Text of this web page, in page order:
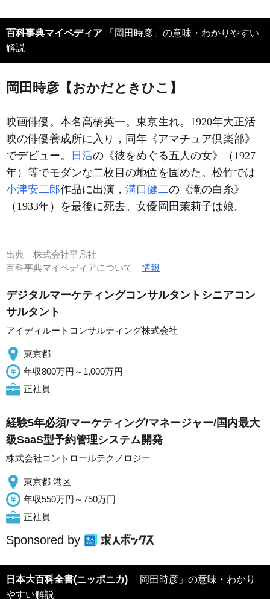
百科事典マイペディア 「岡田時彦」の意味・わかりやすい
解説
岡田時彦【おかだときひこ】
映画俳優。本名高橋英一。東京生れ。1920年大正活
映の俳優養成所に入り，同年《アマチュア倶楽部》
でデビュー。
日活の《彼をめぐる五人の女》（1927
年）等でモダンな二枚目の地位を固めた。松竹では
小津安二郎作品に出演， 溝口健二の《滝の白糸》
（1933年）を最後に死去。女優岡田茉莉子は娘。
出典 株式会社平凡社
百科事典マイペディアについて情報
デジタルマーケティングコンサルタントシニアコン
サルタント
アイディルートコンサルティング株式会社
東京都
年収800万円～1,000万円
正社員
経験5年必須/マーケティング/マネージャー/国内最大
級SaaS型予約管理システム開発
株式会社コントロールテクノロジー
東京都 港区
年収550万円～750万円
正社員
Sponsored by
日本大百科全書(ニッポニカ) 「岡田時彦」の意味・わかり
やすい解説